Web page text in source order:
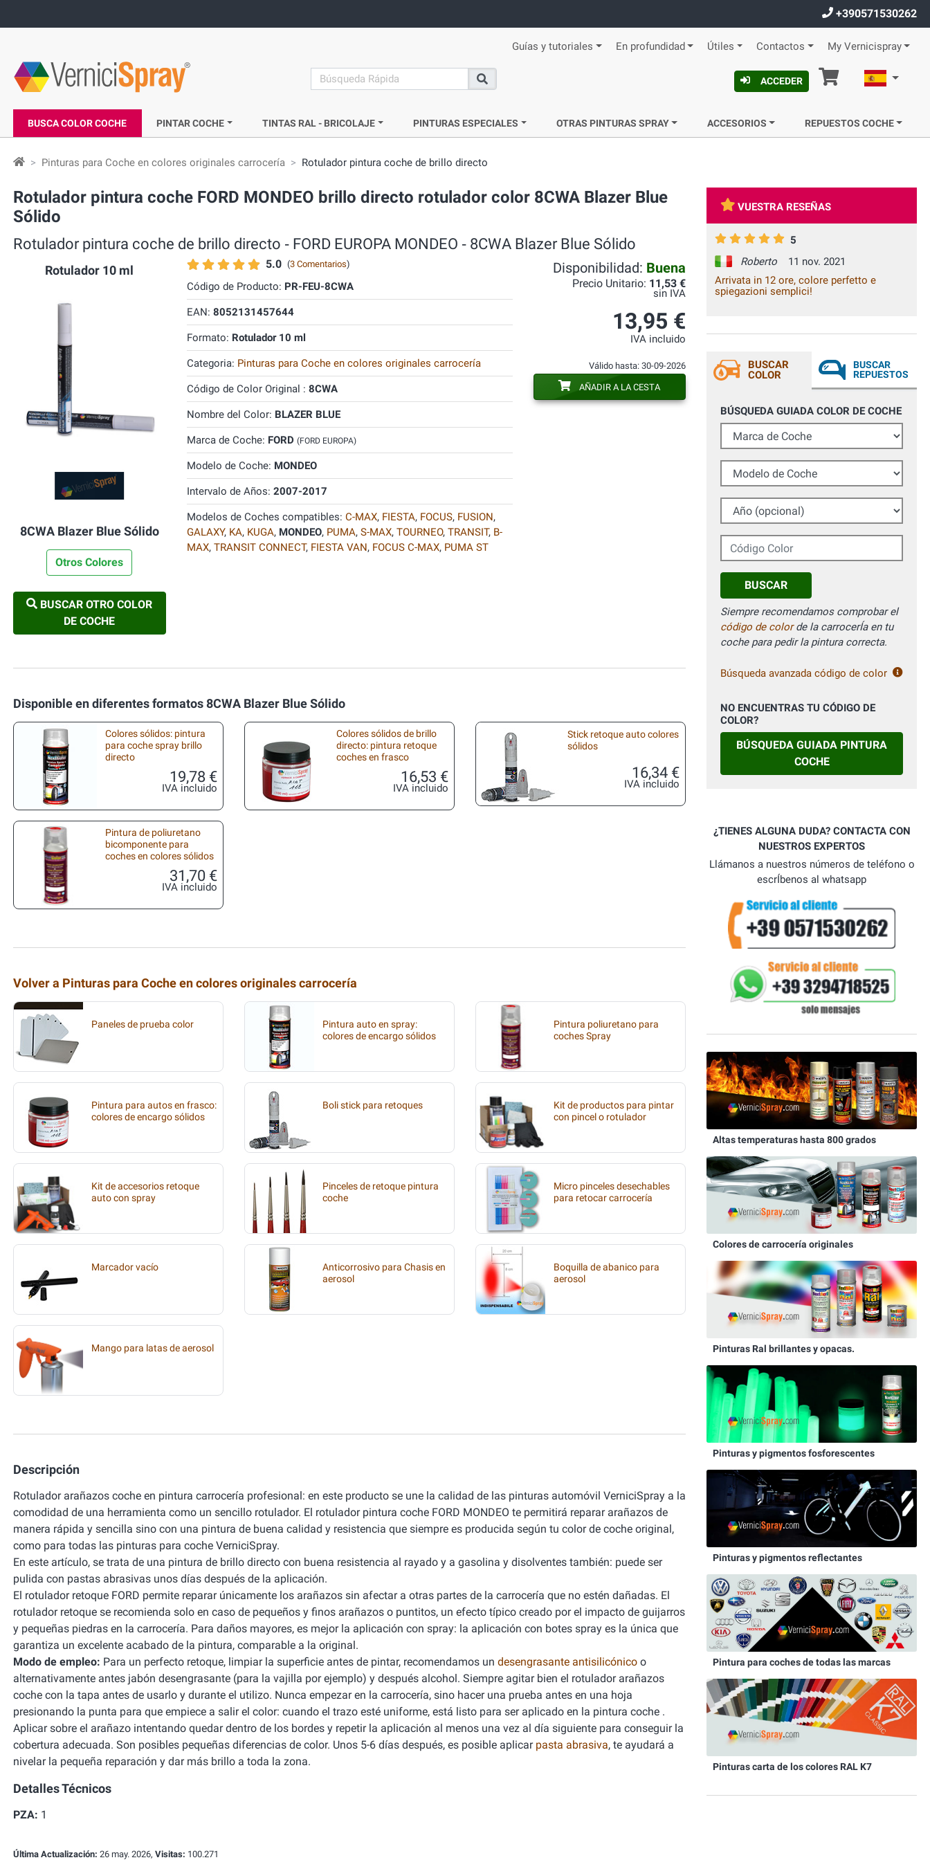
+390571530262
Guías y tutoriales En profundidad Útiles Contactos My Vernicispray
search
Buscar
ACCEDER Cesta Español
BUSCA COLOR COCHE PINTAR COCHE TINTAS RAL - BRICOLAJE PINTURAS ESPECIALES OTRAS PINTURAS SPRAY ACCESORIOS REPUESTOS COCHE
Pinturas para Coche en colores originales carrocería Rotulador pintura coche de brillo directo
Rotulador pintura coche FORD MONDEO brillo directo rotulador color 8CWA Blazer Blue
Sólido
Rotulador pintura coche de brillo directo ‐ FORD EUROPA MONDEO ‐ 8CWA Blazer Blue Sólido
Rotulador 10 ml
8CWA Blazer Blue Sólido
Otros Colores
BUSCAR OTRO COLOR
DE COCHE
5.0 (3 Comentarios)
Código de Producto: PR-FEU-8CWA
EAN: 8052131457644
Formato: Rotulador 10 ml
Categoria: Pinturas para Coche en colores originales carrocería
Código de Color Original : 8CWA
Nombre del Color: BLAZER BLUE
Marca de Coche: FORD (FORD EUROPA)
Modelo de Coche: MONDEO
Intervalo de Años: 2007-2017
Modelos de Coches compatibles: C-MAX, FIESTA, FOCUS, FUSION,
GALAXY, KA, KUGA, MONDEO, PUMA, S-MAX, TOURNEO, TRANSIT, B-
MAX, TRANSIT CONNECT, FIESTA VAN, FOCUS C-MAX, PUMA ST
Disponibilidad: Buena
Precio Unitario: 11,53 €
sin IVA
13,95 €
IVA incluido
Válido hasta: 30-09-2026
AÑADIR A LA CESTA
Disponible en diferentes formatos 8CWA Blazer Blue Sólido
Colores sólidos: pintura
para coche spray brillo
directo
19,78 €
IVA incluido
Colores sólidos de brillo
directo: pintura retoque
coches en frasco
16,53 €
IVA incluido
Stick retoque auto colores
sólidos
16,34 €
IVA incluido
Pintura de poliuretano
bicomponente para
coches en colores sólidos
31,70 €
IVA incluido
Volver a Pinturas para Coche en colores originales carrocería
Paneles de prueba color
Pintura auto en spray:
colores de encargo sólidos
Pintura poliuretano para
coches Spray
Pintura para autos en frasco:
colores de encargo sólidos
Boli stick para retoques
Kit de productos para pintar
con pincel o rotulador
Kit de accesorios retoque
auto con spray
Pinceles de retoque pintura
coche
Micro pinceles desechables
para retocar carrocería
Marcador vacío
Anticorrosivo para Chasis en
aerosol
Boquilla de abanico para
aerosol
Mango para latas de aerosol
Descripción
Rotulador arañazos coche en pintura carrocería profesional: en este producto se une la calidad de las pinturas automóvil VerniciSpray a la
comodidad de una herramienta como un sencillo rotulador. El rotulador pintura coche FORD MONDEO te permitirá reparar arañazos de
manera rápida y sencilla sino con una pintura de buena calidad y resistencia que siempre es producida según tu color de coche original,
como para todas las pinturas para coche VerniciSpray.
En este artículo, se trata de una pintura de brillo directo con buena resistencia al rayado y a gasolina y disolventes también: puede ser
pulida con pastas abrasivas unos días después de la aplicación.
El rotulador retoque FORD permite reparar únicamente los arañazos sin afectar a otras partes de la carrocería que no estén dañadas. El
rotulador retoque se recomienda solo en caso de pequeños y finos arañazos o puntitos, un efecto típico creado por el impacto de guijarros
y pequeñas piedras en la carrocería. Para daños mayores, es mejor la aplicación con spray: la aplicación con botes spray es la única que
garantiza un excelente acabado de la pintura, comparable a la original.
Modo de empleo: Para un perfecto retoque, limpiar la superficie antes de pintar, recomendamos un desengrasante antisilicónico o
alternativamente antes jabón desengrasante (para la vajilla por ejemplo) y después alcohol. Siempre agitar bien el rotulador arañazos
coche con la tapa antes de usarlo y durante el utilizo. Nunca empezar en la carrocería, sino hacer una prueba antes en una hoja
presionando la punta para que empiece a salir el color: cuando el trazo esté uniforme, está listo para ser aplicado en la pintura coche .
Aplicar sobre el arañazo intentando quedar dentro de los bordes y repetir la aplicación al menos una vez al día siguiente para conseguir la
cobertura adecuada. Son posibles pequeñas diferencias de color. Unos 5-6 días después, es posible aplicar pasta abrasiva, te ayudará a
nivelar la pequeña reparación y dar más brillo a toda la zona.
Detalles Técnicos
PZA: 1
Última Actualización: 26 may. 2026, Visitas: 100.271
VUESTRA RESEÑAS
5
Roberto
11 nov. 2021
Arrivata in 12 ore, colore perfetto e
spiegazioni semplici!
BUSCAR
COLOR
BUSCAR
REPUESTOS
BÚSQUEDA GUIADA COLOR DE COCHE
Marca de Coche
Modelo de Coche
Año (opcional)
Código Color
BUSCAR
Siempre recomendamos comprobar el
código de colorde la carrocerÍa en tu
coche para pedir la pintura correcta.
Búsqueda avanzada código de color
NO ENCUENTRAS TU CÓDIGO DE
COLOR?
BÚSQUEDA GUIADA PINTURA
COCHE
¿TIENES ALGUNA DUDA? CONTACTA CON
NUESTROS EXPERTOS
Llámanos a nuestros números de teléfono o
escrÍbenos al whatsapp
Altas temperaturas hasta 800 grados
Colores de carrocería originales
Pinturas Ral brillantes y opacas.
Pinturas y pigmentos fosforescentes
Pinturas y pigmentos reflectantes
Pintura para coches de todas las marcas
Pinturas carta de los colores RAL K7